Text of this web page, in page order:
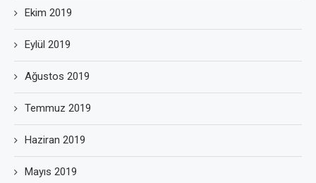
Ekim 2019
Eylül 2019
Ağustos 2019
Temmuz 2019
Haziran 2019
Mayıs 2019